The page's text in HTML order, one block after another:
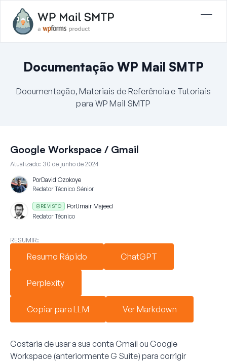
Documentação WP Mail SMTP
Documentação, Materiais de Referência e Tutoriais
para WP Mail SMTP
Google Workspace / Gmail
Atualizado: 30 de junho de 2024
PorDavid Ozokoye
Redator Técnico Sénior
REVISTO PorUmair Majeed
Redator Técnico
RESUMIR:
Resumo Rápido ChatGPT
Perplexity
Copiar para LLM Ver Markdown
Gostaria de usar a sua conta Gmail ou Google
Workspace (anteriormente G Suite) para corrigir